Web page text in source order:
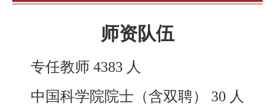
师资队伍
专任教师 4383 人
中国科学院院士（含双聘） 30 人